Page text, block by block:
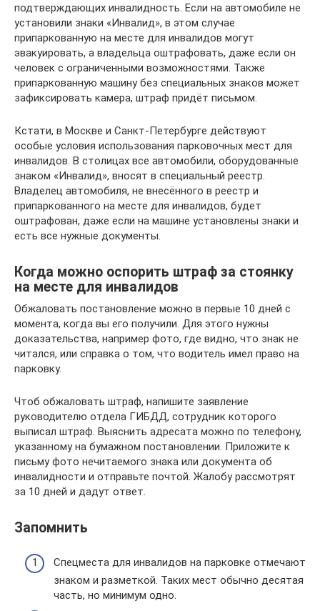
подтверждающих инвалидность. Если на автомобиле не
установили знаки «Инвалид», в этом случае
припаркованную на месте для инвалидов могут
эвакуировать, а владельца оштрафовать, даже если он
человек с ограниченными возможностями. Также
припаркованную машину без специальных знаков может
зафиксировать камера, штраф придёт письмом.
Кстати, в Москве и Санкт-Петербурге действуют
особые условия использования парковочных мест для
инвалидов. В столицах все автомобили, оборудованные
знаком «Инвалид», вносят в специальный реестр.
Владелец автомобиля, не внесённого в реестр и
припаркованного на месте для инвалидов, будет
оштрафован, даже если на машине установлены знаки и
есть все нужные документы.
Когда можно оспорить штраф за стоянку
на месте для инвалидов
Обжаловать постановление можно в первые 10 дней с
момента, когда вы его получили. Для этого нужны
доказательства, например фото, где видно, что знак не
читался, или справка о том, что водитель имел право на
парковку.
Чтоб обжаловать штраф, напишите заявление
руководителю отдела ГИБДД, сотрудник которого
выписал штраф. Выяснить адресата можно по телефону,
указанному на бумажном постановлении. Приложите к
письму фото нечитаемого знака или документа об
инвалидности и отправьте почтой. Жалобу рассмотрят
за 10 дней и дадут ответ.
Запомнить
Спецместа для инвалидов на парковке отмечают
знаком и разметкой. Таких мест обычно десятая
часть, но минимум одно.